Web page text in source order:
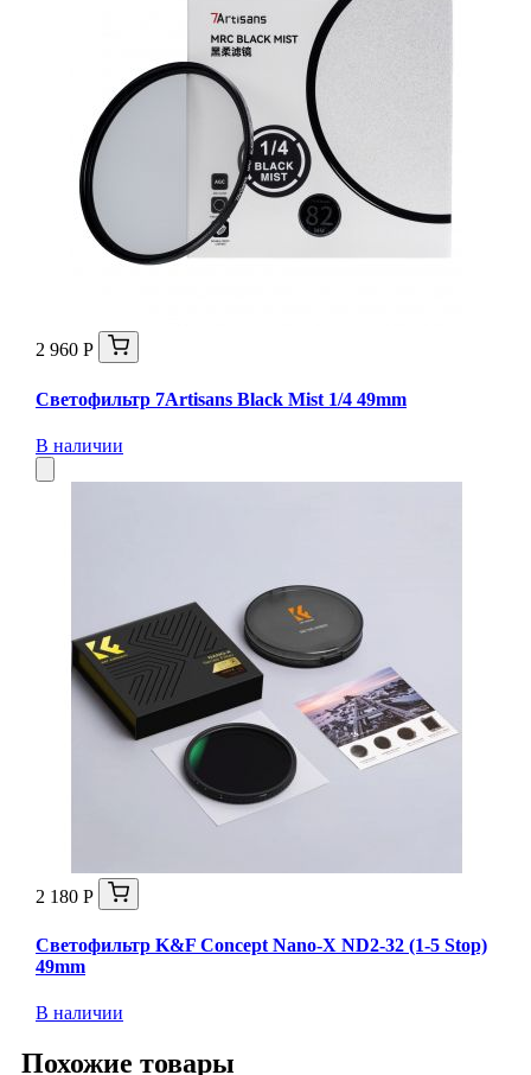
2 960 Р
Светофильтр 7Artisans Black Mist 1/4 49mm
В наличии
2 180 Р
Светофильтр K&F Concept Nano-X ND2-32 (1-5 Stop)
49mm
В наличии
Похожие товары